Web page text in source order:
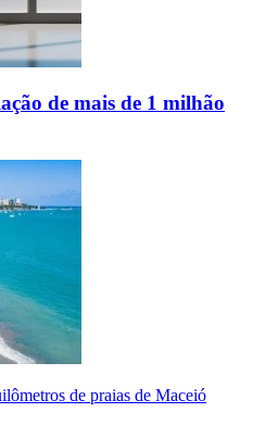
de mais de 1 milhão
de praias de Maceió